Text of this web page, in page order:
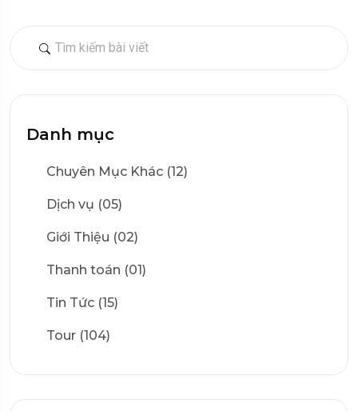
Danh mục
Chuyên Mục Khác (12)
Dịch vụ (05)
Giới Thiệu (02)
Thanh toán (01)
Tin Tức (15)
Tour (104)